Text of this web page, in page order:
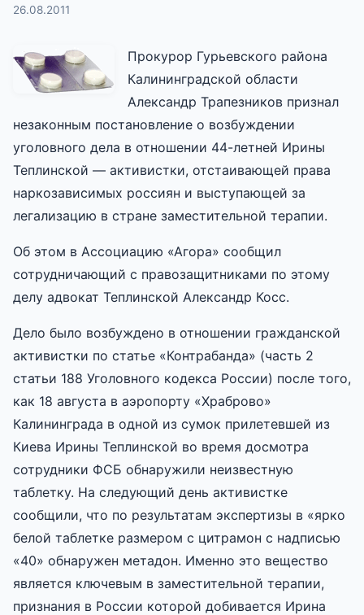
26.08.2011
Прокурор Гурьевского района
Калининградской области
Александр Трапезников признал
незаконным постановление о возбуждении
уголовного дела в отношении 44-летней Ирины
Теплинской — активистки, отстаивающей права
наркозависимых россиян и выступающей за
легализацию в стране заместительной терапии.
Об этом в Ассоциацию «Агора» сообщил
сотрудничающий с правозащитниками по этому
делу адвокат Теплинской Александр Косс.
Дело было возбуждено в отношении гражданской
активистки по статье «Контрабанда» (часть 2
статьи 188 Уголовного кодекса России) после того,
как 18 августа в аэропорту «Храброво»
Калининграда в одной из сумок прилетевшей из
Киева Ирины Теплинской во время досмотра
сотрудники ФСБ обнаружили неизвестную
таблетку. На следующий день активистке
сообщили, что по результатам экспертизы в «ярко
белой таблетке размером с цитрамон с надписью
«40» обнаружен метадон. Именно это вещество
является ключевым в заместительной терапии,
признания в России которой добивается Ирина